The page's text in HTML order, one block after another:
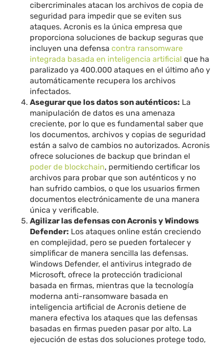
cibercriminales atacan los archivos de copia de
seguridad para impedir que se eviten sus
ataques. Acronis es la única empresa que
proporciona soluciones de backup seguras que
incluyen una defensacontra ransomware
integrada basada en inteligencia artificial que ha
paralizado ya 400.000 ataques en el último año y
automáticamente recupera los archivos
infectados.
Asegurar que los datos son auténticos: La
manipulación de datos es una amenaza
creciente, por lo que es fundamental saber que
los documentos, archivos y copias de seguridad
están a salvo de cambios no autorizados. Acronis
ofrece soluciones de backup que brindan el
poder de blockchain, permitiendo certificar los
archivos para probar que son auténticos y no
han sufrido cambios, o que los usuarios firmen
documentos electrónicamente de una manera
única y verificable.
Agilizar las defensas con Acronis y Windows
Defender: Los ataques online están creciendo
en complejidad, pero se pueden fortalecer y
simplificar de manera sencilla las defensas.
Windows Defender, el antivirus integrado de
Microsoft, ofrece la protección tradicional
basada en firmas, mientras que la tecnología
moderna anti-ransomware basada en
inteligencia artificial de Acronis detiene de
manera efectiva los ataques que las defensas
basadas en firmas pueden pasar por alto. La
ejecución de estas dos soluciones protege todo,